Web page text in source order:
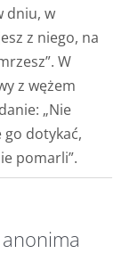
dniu, w
z niego, na
W
z wężem
„Nie
go dotykać,
pomarli”.